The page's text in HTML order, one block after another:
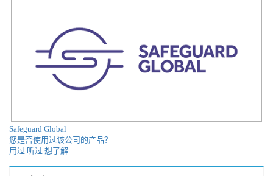
Safeguard Global
您是否使用过该公司的产品？
用过 听过 想了解